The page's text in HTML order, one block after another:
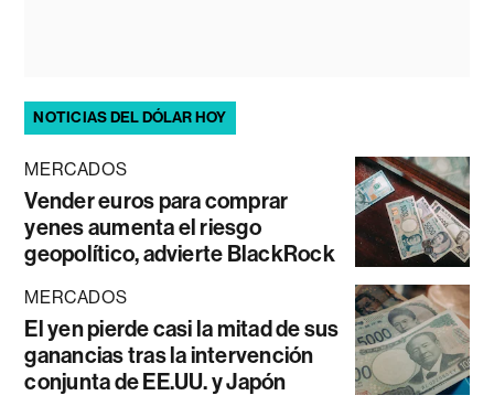
NOTICIAS DEL DÓLAR HOY
MERCADOS
Vender euros para comprar
yenes aumenta el riesgo
geopolítico, advierte BlackRock
MERCADOS
El yen pierde casi la mitad de sus
ganancias tras la intervención
conjunta de EE.UU. y Japón